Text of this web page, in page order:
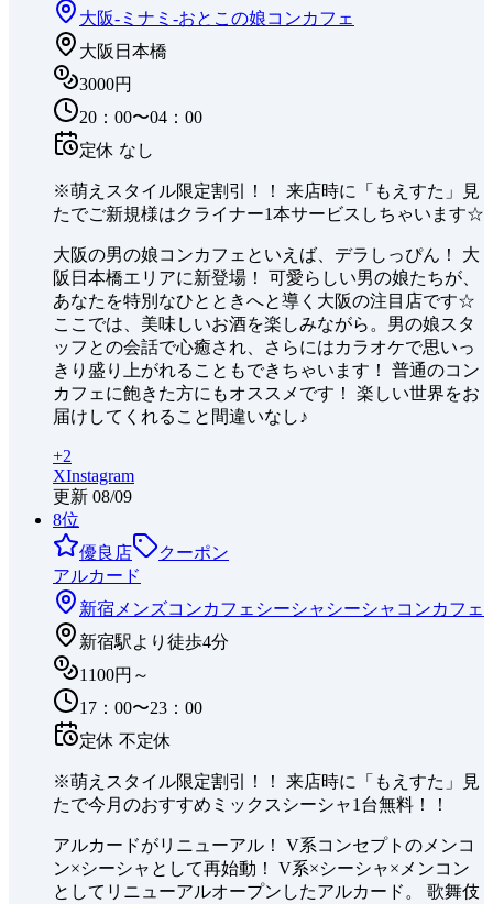
大阪-ミナミ-おとこの娘コンカフェ
大阪日本橋
3000円
20：00〜04：00
定休 なし
※萌えスタイル限定割引！！ 来店時に「もえすた」見
たでご新規様はクライナー1本サービスしちゃいます☆
大阪の男の娘コンカフェといえば、デラしっぴん！ 大
阪日本橋エリアに新登場！ 可愛らしい男の娘たちが、
あなたを特別なひとときへと導く大阪の注目店です☆
ここでは、美味しいお酒を楽しみながら。男の娘スタ
ッフとの会話で心癒され、さらにはカラオケで思いっ
きり盛り上がれることもできちゃいます！ 普通のコン
カフェに飽きた方にもオススメです！ 楽しい世界をお
届けしてくれること間違いなし♪
+2
XInstagram
更新 08/09
8位
優良店
クーポン
アルカード
新宿 メンズコンカフェ シーシャ シーシャコンカフェ
新宿駅より徒歩4分
1100円～
17：00〜23：00
定休 不定休
※萌えスタイル限定割引！！ 来店時に「もえすた」見
たで今月のおすすめミックスシーシャ1台無料！！
アルカードがリニューアル！ V系コンセプトのメンコ
ン×シーシャとして再始動！ V系×シーシャ×メンコン
としてリニューアルオープンしたアルカード。 歌舞伎